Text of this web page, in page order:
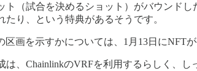
ト（試合を決めるショット）がバウンド
たり、という特典があるそうです。
画を示すかについては、1月13日にNFT
は、ChainlinkのVRFを利用するらしく、